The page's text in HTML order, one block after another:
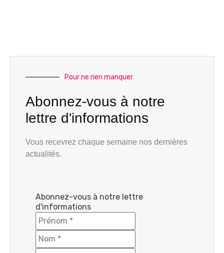
Pour ne rien manquer
Abonnez-vous à notre
lettre d'informations
Vous recevrez chaque semaine nos dernières
actualités.
Abonnez-vous à notre lettre
d'informations